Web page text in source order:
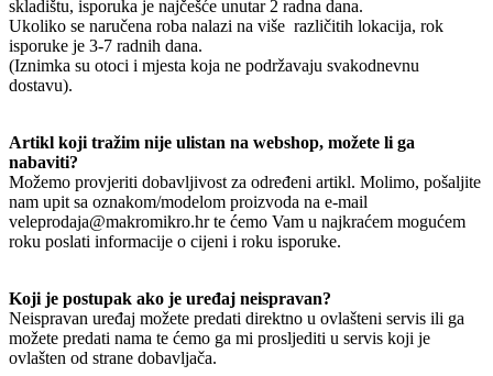
skladištu, isporuka je najčešće unutar 2 radna dana.
Ukoliko se naručena roba nalazi na više različitih lokacija, rok
isporuke je 3-7 radnih dana.
(Iznimka su otoci i mjesta koja ne podržavaju svakodnevnu
dostavu).
Artikl koji tražim nije ulistan na webshop, možete li ga
nabaviti?
Možemo provjeriti dobavljivost za određeni artikl. Molimo, pošaljite
nam upit sa oznakom/modelom proizvoda na e-mail
veleprodaja@makromikro.hr te ćemo Vam u najkraćem mogućem
roku poslati informacije o cijeni i roku isporuke.
Koji je postupak ako je uređaj neispravan?
Neispravan uređaj možete predati direktno u ovlašteni servis ili ga
možete predati nama te ćemo ga mi prosljediti u servis koji je
ovlašten od strane dobavljača.